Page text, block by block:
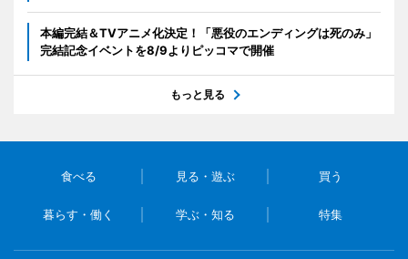
本編完結＆TVアニメ化決定！「悪役のエンディングは死のみ」
完結記念イベントを8/9よりピッコマで開催
もっと見る
食べる 見る・遊ぶ 買う
暮らす・働く 学ぶ・知る 特集